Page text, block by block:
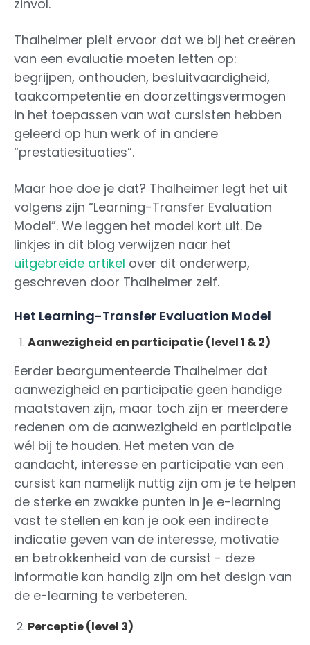
zinvol.
Thalheimer pleit ervoor dat we bij het creëren
van een evaluatie moeten letten op:
begrijpen, onthouden, besluitvaardigheid,
taakcompetentie en doorzettingsvermogen
in het toepassen van wat cursisten hebben
geleerd op hun werk of in andere
“prestatiesituaties”.
Maar hoe doe je dat? Thalheimer legt het uit
volgens zijn “Learning-Transfer Evaluation
Model”. We leggen het model kort uit. De
linkjes in dit blog verwijzen naar het
uitgebreide artikel over dit onderwerp,
geschreven door Thalheimer zelf.
Het Learning-Transfer Evaluation Model
Aanwezigheid en participatie (level 1 & 2)
Eerder beargumenteerde Thalheimer dat
aanwezigheid en participatie geen handige
maatstaven zijn, maar toch zijn er meerdere
redenen om de aanwezigheid en participatie
wél bij te houden. Het meten van de
aandacht, interesse en participatie van een
cursist kan namelijk nuttig zijn om je te helpen
de sterke en zwakke punten in je e-learning
vast te stellen en kan je ook een indirecte
indicatie geven van de interesse, motivatie
en betrokkenheid van de cursist - deze
informatie kan handig zijn om het design van
de e-learning te verbeteren.
Perceptie (level 3)